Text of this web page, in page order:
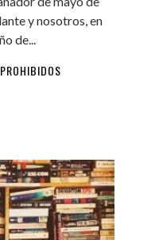
y nosotros, en
de...